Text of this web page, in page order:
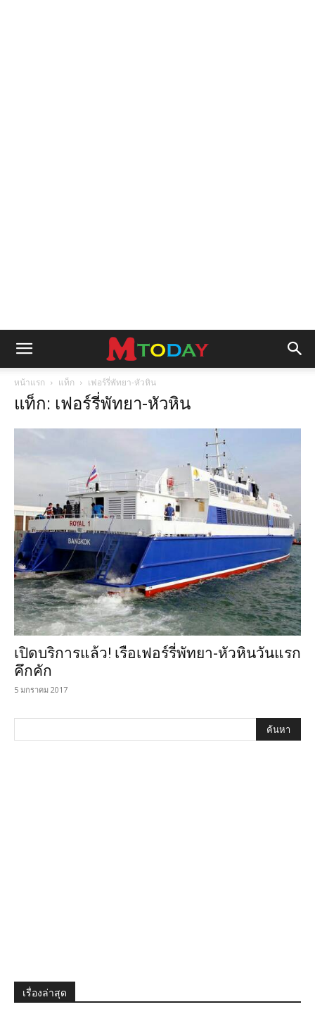
หน้าแรก แท็ก เฟอร์รี่พัทยา-หัวหิน
แท็ก: เฟอร์รี่พัทยา-หัวหิน
เปิดบริการแล้ว! เรือเฟอร์รี่พัทยา-หัวหินวันแรก
คึกคัก
5 มกราคม 2017
เรื่องล่าสุด